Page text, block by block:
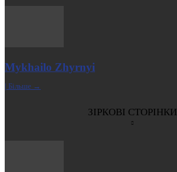
Mykhailo Zhyrnyi
| Більше →
ЗІРКОВІ СТОРІНКИ